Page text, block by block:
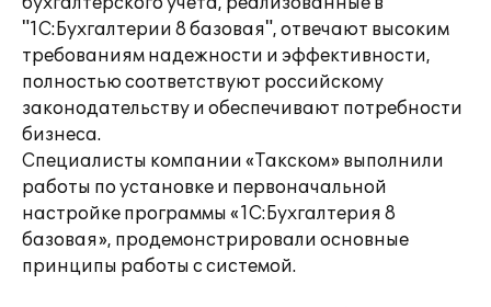
"1С:Бухгалтерии 8 базовая", отвечают высоким
требованиям надежности и эффективности,
полностью соответствуют российскому
законодательству и обеспечивают потребности
бизнеса.
Специалисты компании «Такском» выполнили
работы по установке и первоначальной
настройке программы «1С:Бухгалтерия 8
базовая», продемонстрировали основные
принципы работы с системой.